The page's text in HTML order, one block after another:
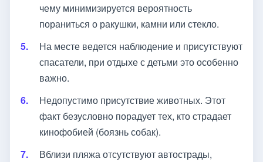
чему минимизируется вероятность
пораниться о ракушки, камни или стекло.
На месте ведется наблюдение и присутствуют
спасатели, при отдыхе с детьми это особенно
важно.
Недопустимо присутствие животных. Этот
факт безусловно порадует тех, кто страдает
кинофобией (боязнь собак).
Вблизи пляжа отсутствуют автострады,